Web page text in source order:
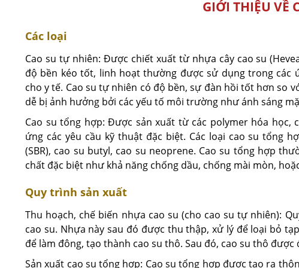
GIỚI THIỆU VỀ
Các loại
Cao su tự nhiên: Được chiết xuất từ nhựa cây cao su
độ bền kéo tốt, linh hoạt thường được sử dụng trong các
cho y tế. Cao su tự nhiên có độ bền, sự đàn hồi tốt hơn so
dễ bị ảnh hưởng bởi các yếu tố môi trường như ánh sáng
Cao su tổng hợp: Được sản xuất từ các polymer hóa
ứng các yêu cầu kỹ thuật đặc biệt. Các loại cao su tổng
(SBR), cao su butyl, cao su neoprene. Cao su tổng hợp
chất đặc biệt như khả năng chống dầu, chống mài mòn,
Quy trình sản xuất
Thu hoạch, chế biến nhựa cao su (cho cao su tự nhiên):
cao su. Nhựa này sau đó được thu thập, xử lý để loại bỏ
để làm đông, tạo thành cao su thô. Sau đó, cao su thô
Sản xuất cao su tổng hợp: Cao su tổng hợp được tạo ra